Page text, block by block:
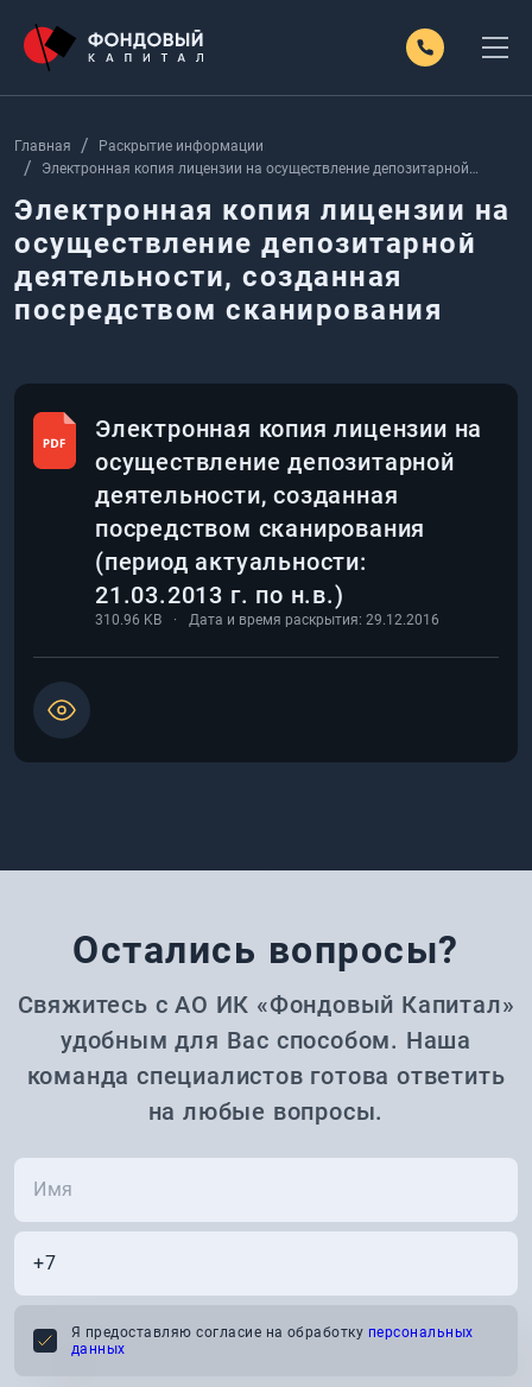
Главная
Раскрытие информации
Электронная копия лицензии на осуществление депозитарной
Электронная копия лицензии на
осуществление депозитарной
деятельности, созданная
посредством сканирования
Электронная копия лицензии на
осуществление депозитарной
деятельности, созданная
посредством сканирования
(период актуальности:
21.03.2013 г. по н.в.)
310.96 KB Дата и время раскрытия: 29.12.2016
Остались вопросы?
Свяжитесь с АО ИК «Фондовый Капитал»
удобным для Вас способом. Наша
команда специалистов готова ответить
на любые вопросы.
Я предоставляю согласие на обработку персональных
данных